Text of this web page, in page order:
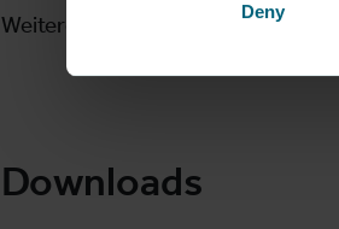
Deny
Weitere Informationen finden Sie
Downloads